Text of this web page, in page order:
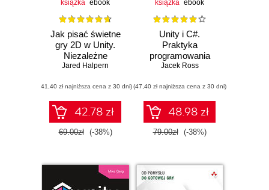
książka ebook
Jak pisać świetne
gry 2D w Unity.
Niezależne
programowanie w
Jared Halpern
(41,40 zł najniższa cena z 30 dni)
42.78 zł
69.00zł (-38%)
książka ebook
Unity i C#.
Praktyka
programowania
gier
Jacek Ross
(47,40 zł najniższa cena z 30 dni)
48.98 zł
79.00zł (-38%)